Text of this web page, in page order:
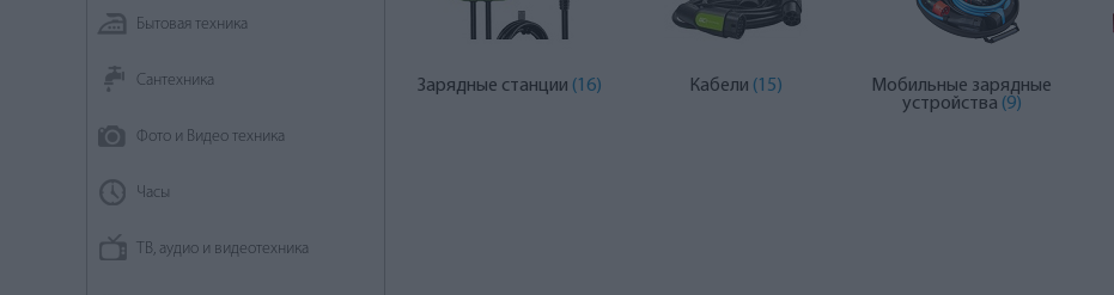
Бытовая техника
Сантехника
Фото и Видео техника
Часы
ТВ, аудио и видеотехника
Зарядные станции (16) Кабели (15)
Мобильные зарядные
устройства (9)